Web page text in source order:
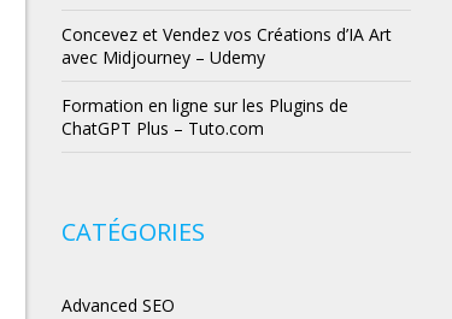
Concevez et Vendez vos Créations d’IA Art
avec Midjourney – Udemy
Formation en ligne sur les Plugins de
ChatGPT Plus – Tuto.com
CATÉGORIES
Advanced SEO